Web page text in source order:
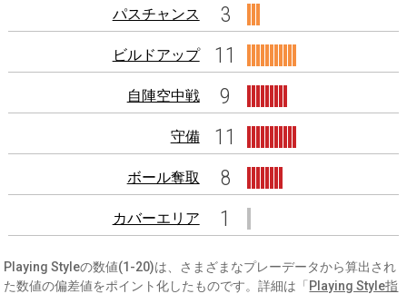
パスチャンス 3
ビルドアップ 11
自陣空中戦 9
守備 11
ボール奪取 8
カバーエリア 1
Playing Styleの数値(1-20)は、さまざまなプレーデータから算出され
た数値の偏差値をポイント化したものです。詳細は「 Playing Style指